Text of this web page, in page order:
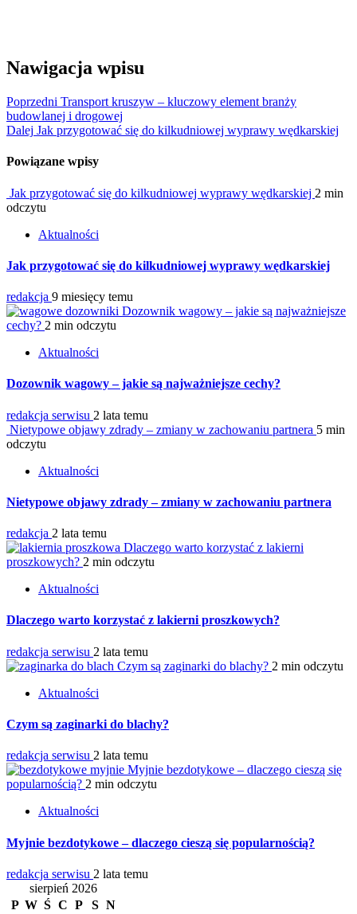
Nawigacja wpisu
Poprzedni Transport kruszyw – kluczowy element branży
budowlanej i drogowej
Dalej Jak przygotować się do kilkudniowej wyprawy wędkarskiej
Powiązane wpisy
Jak przygotować się do kilkudniowej wyprawy wędkarskiej 2 min
odczytu
Aktualności
Jak przygotować się do kilkudniowej wyprawy wędkarskiej
redakcja 9 miesięcy temu
Dozownik wagowy – jakie są najważniejsze
cechy? 2 min odczytu
Aktualności
Dozownik wagowy – jakie są najważniejsze cechy?
redakcja serwisu 2 lata temu
Nietypowe objawy zdrady – zmiany w zachowaniu partnera 5 min
odczytu
Aktualności
Nietypowe objawy zdrady – zmiany w zachowaniu partnera
redakcja 2 lata temu
Dlaczego warto korzystać z lakierni
proszkowych? 2 min odczytu
Aktualności
Dlaczego warto korzystać z lakierni proszkowych?
redakcja serwisu 2 lata temu
Czym są zaginarki do blachy? 2 min odczytu
Aktualności
Czym są zaginarki do blachy?
redakcja serwisu 2 lata temu
Myjnie bezdotykowe – dlaczego cieszą się
popularnością? 2 min odczytu
Aktualności
Myjnie bezdotykowe – dlaczego cieszą się popularnością?
redakcja serwisu 2 lata temu
sierpień 2026
P W Ś C P S N